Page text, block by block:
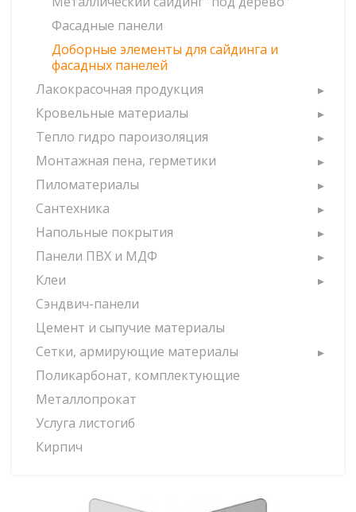
Фасадные панели
Доборные элементы для сайдинга и
фасадных панелей
Лакокрасочная продукция
Кровельные материалы
Тепло гидро пароизоляция
Монтажная пена, герметики
Пиломатериалы
Сантехника
Напольные покрытия
Панели ПВХ и МДФ
Клеи
Сэндвич-панели
Цемент и сыпучие материалы
Сетки, армирующие материалы
Поликарбонат, комплектующие
Металлопрокат
Услуга листогиб
Кирпич